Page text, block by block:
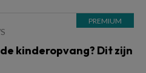
kinderopvang? Dit zijn